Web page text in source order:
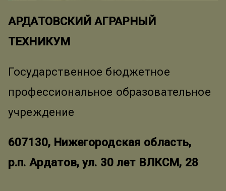
АРДАТОВСКИЙ АГРАРНЫЙ
ТЕХНИКУМ
Государственное бюджетное
профессиональное образовательное
учреждение
607130, Нижегородская область,
р.п. Ардатов, ул. 30 лет ВЛКСМ, 28